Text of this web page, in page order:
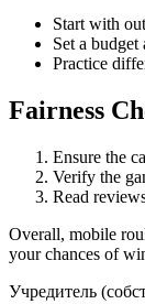
Start with
Set a
Practice
Fairness
Ensure the
Verify the
Read
Overall, mobile
your chances of
Учредитель